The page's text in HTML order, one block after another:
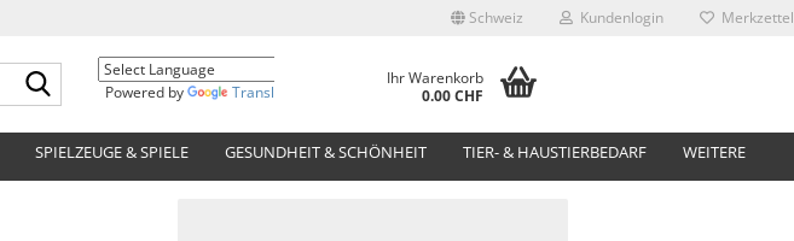
Schweiz Kundenlogin Merkzettel
Suche...
Powered by
Translate
Ihr Warenkorb
0.00 CHF
SPIELZEUGE & SPIELE GESUNDHEIT & SCHÖNHEIT TIER- & HAUSTIERBEDARF WEITERE